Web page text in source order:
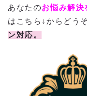
あなたのお悩み解決
はこちら↓からどう
ン対応。